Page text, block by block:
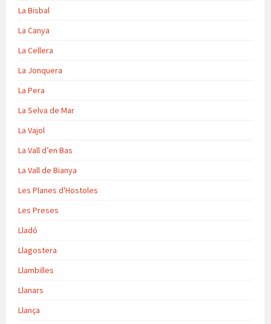
La Bisbal
La Canya
La Cellera
La Jonquera
La Pera
La Selva de Mar
La Vajol
La Vall d’en Bas
La Vall de Bianya
Les Planes d'Hostoles
Les Preses
Lladó
Llagostera
Llambilles
Llanars
Llança